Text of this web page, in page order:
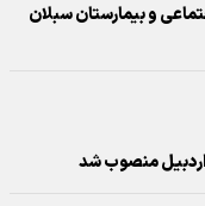
و بیمارستان سبلان
منصوب شد